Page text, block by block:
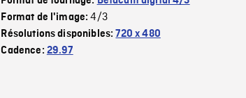
Format de l'image:4/3
Résolutions disponibles:720 x 480
Cadence: 29.97